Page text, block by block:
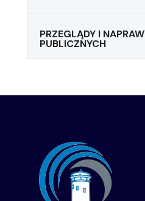
PRZEGLĄDY I
PUBLICZNYCH